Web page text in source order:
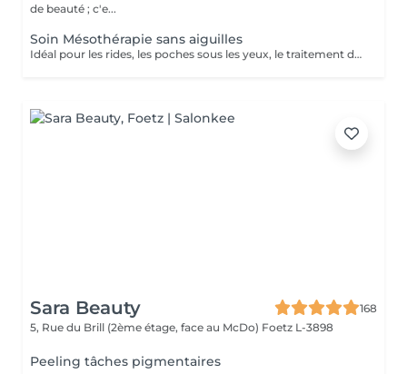
de beauté ; c'e...
Soin Mésothérapie sans aiguilles
Idéal pour les rides, les poches sous les yeux, le traitement de l'acné, le relâchement cutané et la cellulite. La mésothérapie permet de faire pénétrer les principes actifs dans la peau par système intercellulaire.
Sara Beauty
168
5, Rue du Brill (2ème étage, face au McDo) Foetz L-3898
Peeling tâches pigmentaires